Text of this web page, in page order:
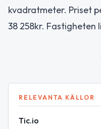
kvadratmeter. Priset
38 258kr. Fastigheten
RELEVANTA KÄLLOR
Tic.io